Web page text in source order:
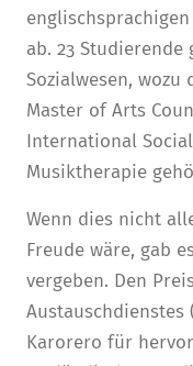
ab. 23
Sozialwesen, wozu
Master of Arts
International
Musiktherapie
Wenn dies nicht
Freude wäre, gab
vergeben. Den
Austauschdienstes
Karorero für